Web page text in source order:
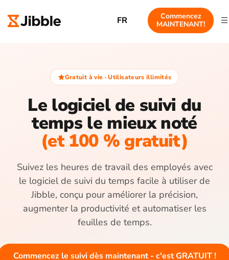
FR
Commencez
MAINTENANT!
Gratuit à vie · Utilisateurs illimités
Le logiciel de suivi du
temps le mieux noté
(et 100 % gratuit)
Suivez les heures de travail des employés avec
le logiciel de suivi du temps facile à utiliser de
Jibble, conçu pour améliorer la précision,
augmenter la productivité et automatiser les
feuilles de temps.
Commencez le suivi dès maintenant - c'est GRATUIT !